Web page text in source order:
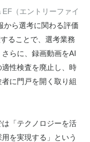
EF（エントリーファイ
から選考に関わる評価
ることで、選考業務
らに、録画動画をAI
性検査を廃止し、時
に門戸を開く取り組
「テクノロジーを活
を実現する」という